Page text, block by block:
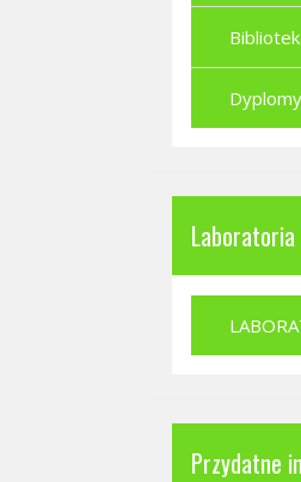
Laboratoria
Przydatne